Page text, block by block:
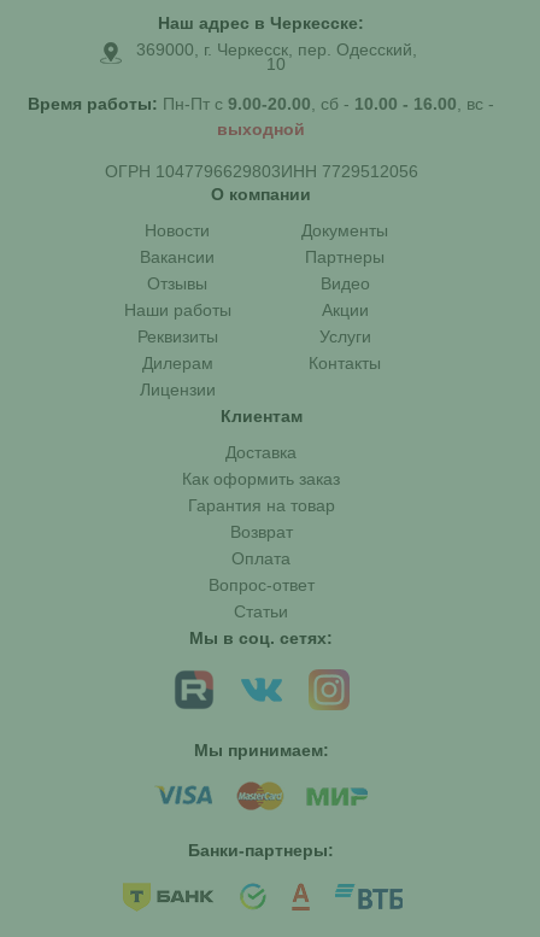
Наш адрес в Черкесске:
369000, г. Черкесск, пер. Одесский,
10
Время работы: Пн-Пт с 9.00-20.00 , сб - 10.00 - 16.00 , вс -
выходной
ОГРН 1047796629803ИНН 7729512056
О компании
Новости
Документы
Вакансии
Партнеры
Отзывы
Видео
Наши работы
Акции
Реквизиты
Услуги
Дилерам
Контакты
Лицензии
Клиентам
Доставка
Как оформить заказ
Гарантия на товар
Возврат
Оплата
Вопрос-ответ
Статьи
Мы в соц. сетях:
Мы принимаем:
Банки-партнеры: